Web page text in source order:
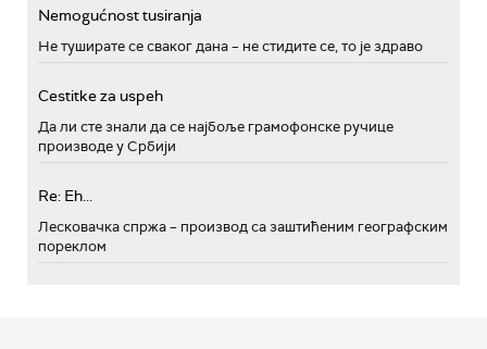
Nemogućnost tusiranja
Не туширате се сваког дана – не стидите се, то је здраво
Cestitke za uspeh
Да ли сте знали да се најбоље грамофонске ручице
производе у Србији
Re: Eh...
Лесковачка спржа – производ са заштићеним географским
пореклом